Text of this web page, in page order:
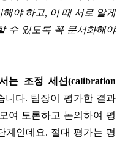
야 하고, 이 때 서로 알게
수 있도록 꼭 문서화해야
는 조정 세션(calibration
니다. 팀장이 평가한 결과
여 토론하고 논의하여 평
계인데요. 절대 평가는 평